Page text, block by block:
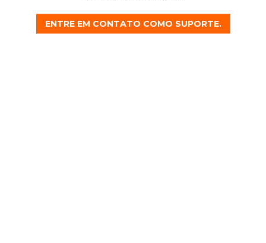
ENTRE EM CONTATO COMO SUPORTE.